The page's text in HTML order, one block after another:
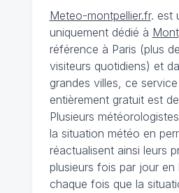
Meteo-montpellier.fr. est
uniquement dédié à
référence à Paris (plus
visiteurs quotidiens) et
grandes villes, ce
entièrement gratuit est
Plusieurs
la situation météo en
réactualisent ainsi leurs
plusieurs fois par jour
chaque fois que la